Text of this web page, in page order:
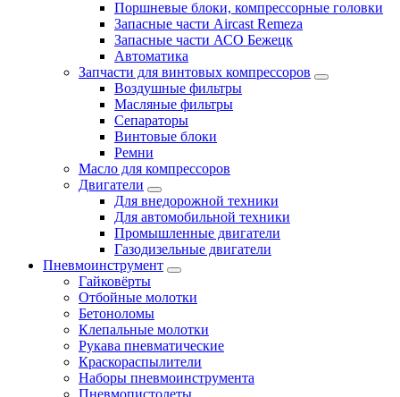
Поршневые блоки, компрессорные головки
Запасные части Aircast Remeza
Запасные части АСО Бежецк
Автоматика
Запчасти для винтовых компрессоров
Воздушные фильтры
Масляные фильтры
Сепараторы
Винтовые блоки
Ремни
Масло для компрессоров
Двигатели
Для внедорожной техники
Для автомобильной техники
Промышленные двигатели
Газодизельные двигатели
Пневмоинструмент
Гайковёрты
Отбойные молотки
Бетоноломы
Клепальные молотки
Рукава пневматические
Краскораспылители
Наборы пневмоинструмента
Пневмопистолеты